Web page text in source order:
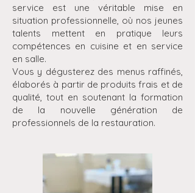
service est une véritable mise en
situation professionnelle, où nos jeunes
talents mettent en pratique leurs
compétences en cuisine et en service
en salle.
Vous y dégusterez des menus raffinés,
élaborés à partir de produits frais et de
qualité, tout en soutenant la formation
de la nouvelle génération de
professionnels de la restauration.